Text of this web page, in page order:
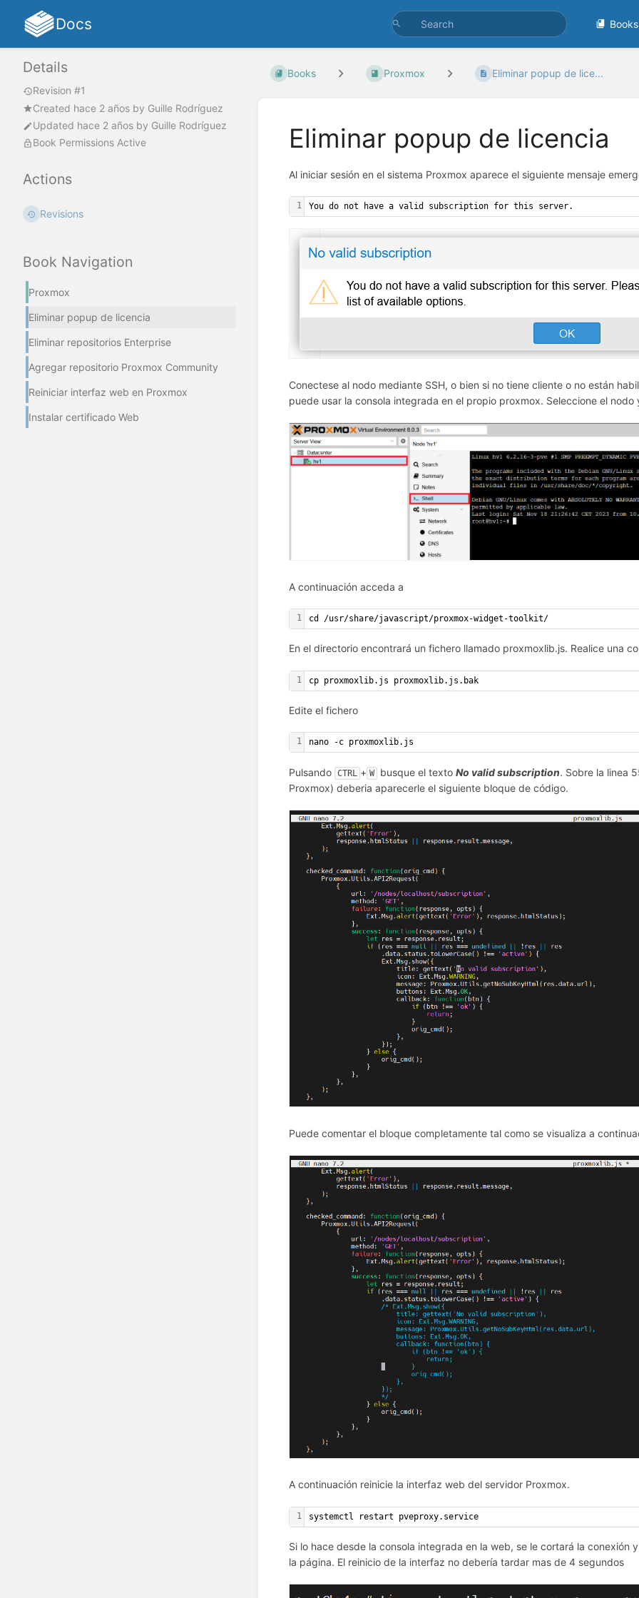
Docs Books
Details
Revision #1
Created hace 2 años by Guille Rodríguez
Updated hace 2 años by Guille Rodríguez
Book Permissions Active
Actions
Revisions
Book Navigation
Proxmox
Eliminar popup de licencia
Eliminar repositorios Enterprise
Agregar repositorio Proxmox Community
Reiniciar interfaz web en Proxmox
Instalar certificado Web
Books Proxmox Eliminar popup de lice...
Eliminar popup de licencia
Al iniciar sesión en el sistema Proxmox aparece el siguiente mensaje
1 You do not have a valid subscription for this server.
Conectese al nodo mediante SSH, o bien si no tiene cliente o no están
puede usar la consola integrada en el propio proxmox. Seleccione el nodo
A continuación acceda a
1 cd /usr/share/javascript/proxmox-widget-toolkit/
En el directorio encontrará un fichero llamado proxmoxlib.js. Realice una
1 cp proxmoxlib.js proxmoxlib.js.bak
Edite el fichero
1 nano -c proxmoxlib.js
Pulsando CTRL + W busque el texto No valid subscription. Sobre la linea
Proxmox) deberia aparecerle el siguiente bloque de código.
Puede comentar el bloque completamente tal como se visualiza a
A continuación reinicie la interfaz web del servidor Proxmox.
1 systemctl restart pveproxy.service
Si lo hace desde la consola integrada en la web, se le cortará la
la página. El reinicio de la interfaz no debería tardar mas de 4 segundos